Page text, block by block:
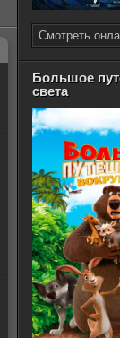
Смотреть
Большое
света